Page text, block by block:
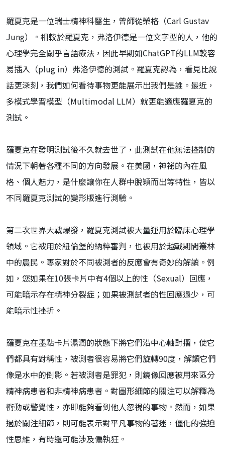
羅夏克是一位瑞士精神科醫生，曾師從榮格（Carl Gustav
Jung）。相較於羅夏克，弗洛伊德是一位文字型的人，他的
心理學完全關乎言語療法，因此早期如ChatGPT的LLM較容
易插入（plug in）弗洛伊德的測試。羅夏克認為，看見比說
話更深刻，我們如何看待事物更能展示出我們是誰。最近，
多模式學習模型（Multimodal LLM）就更能適應羅夏克的
測試。
羅夏克在發明測試後不久就去世了，此測試在他無法控制的
情況下朝著各種不同的方向發展。在美國，神祕的內在風
格、個人魅力，是什麼讓你在人群中脫穎而出等特性，皆以
不同羅夏克測試的變形版進行測驗。
第二次世界大戰爆發，羅夏克測試被大量運用於臨床心理學
領域。它被用於紐倫堡的納粹審判，也被用於越戰期間叢林
中的農民。專家對於不同被測者的反應會有奇妙的解讀。例
如，您如果在10張卡片中有4個以上的性（Sexual）回應，
可能暗示存在精神分裂症；如果被測試者的性回應過少，可
能暗示性挫折。
羅夏克在墨點卡片濕潤的狀態下將它們沿中心軸對摺，使它
們都具有對稱性，被測者很容易將它們旋轉90度，解讀它們
像是水中的倒影。若被測者是罪犯，則鏡像回應被用來區分
精神病患者和非精神病患者。對圖形細節的關注可以解釋為
衝動或警覺性，亦即能夠看到他人忽視的事物。然而，如果
過於關注細節，則可能表示對平凡事物的著迷，僵化的強迫
性思維，有時還可能涉及偏執狂。